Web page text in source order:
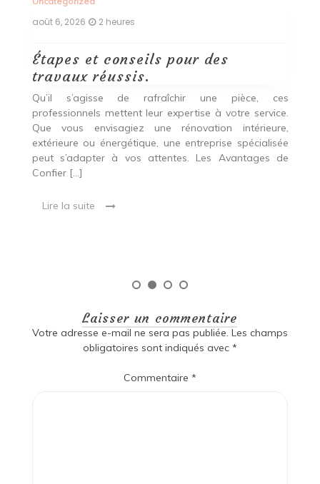
août 6, 2026 2 heures
Étapes et conseils pour des
travaux réussis.
Qu’il s’agisse de rafraîchir une pièce, ces
professionnels mettent leur expertise à votre service.
Que vous envisagiez une rénovation intérieure,
extérieure ou énergétique, une entreprise spécialisée
peut s’adapter à vos attentes. Les Avantages de
Confier […]
Lire la suite
Laisser un commentaire
Votre adresse e-mail ne sera pas publiée. Les champs
obligatoires sont indiqués avec *
Commentaire *